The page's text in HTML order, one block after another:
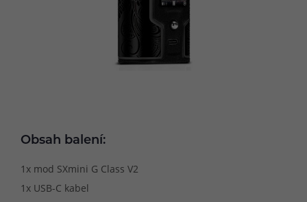
Obsah balení:
1x mod SXmini G Class V2
1x USB-C kabel